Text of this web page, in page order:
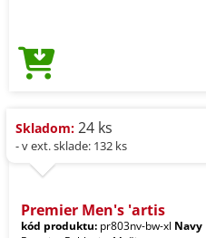
Skladom: 24 ks
- v ext. sklade: 132 ks
Premier Men's 'artis
kód produktu: pr803nv-bw-xl Navy